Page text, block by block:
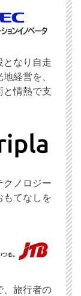
となり自走
経営を、
と情熱で支
クノロジー
もてなしを
、旅行者の